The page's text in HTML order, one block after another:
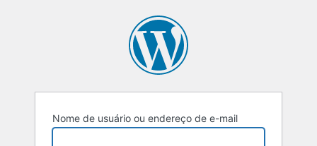
Nome de usuário ou endereço de e-mail